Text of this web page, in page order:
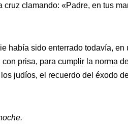
clamando: «Padre, en tus
había sido enterrado todavía, en
prisa, para cumplir la norma
judíos, el recuerdo del éxodo